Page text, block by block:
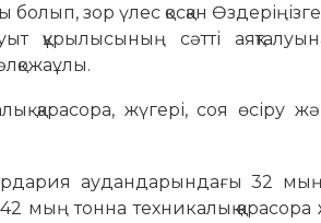
зор үлес қосқан
сәтті
жүгері, соя өсіру
аудандарындағы 32 мың
мың тонна техникалық қарасора